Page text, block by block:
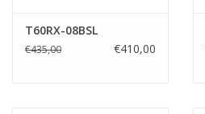
T60RX-08BSL
€435,00 €410,00